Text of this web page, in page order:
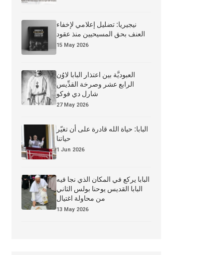
نيجيريا: تضليل إعلامي لإخفاء
العنف بحق المسيحيين منذ عقود
15 May 2026
العبوديَّة بين اعتذار البابا لاوُن
الرابع عشر وصرخة القدِّيس
شارل دي فوكو
27 May 2026
البابا: حياة الله قادرة على أن تغيّر
حياتنا
1 Jun 2026
البابا يركع في المكان الذي نجا فيه
البابا القديس يوحنا بولس الثاني
من محاولة اغتيال
13 May 2026